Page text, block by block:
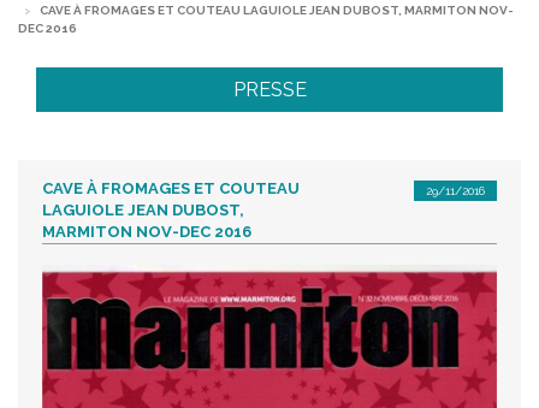
CAVE À FROMAGES ET COUTEAU LAGUIOLE JEAN DUBOST, MARMITON NOV-
DEC 2016
PRESSE
CAVE À FROMAGES ET COUTEAU
LAGUIOLE JEAN DUBOST,
MARMITON NOV-DEC 2016
29/11/2016